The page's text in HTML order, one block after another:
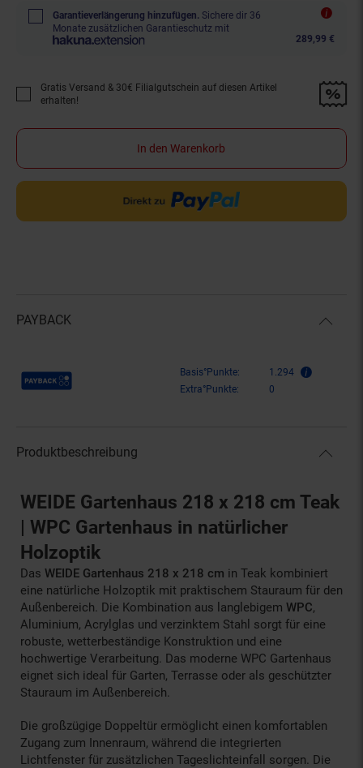
Garantieverlängerung hinzufügen. Sichere dir 36
Monate zusätzlichen Garantieschutz mit
289,99 €
Promotion "Gratis Versand &amp; 30€ Filialgutschein auf diesen Artikel
Gratis Versand & 30€ Filialgutschein auf diesen Artikel
erhalten!
In den Warenkorb
PAYBACK
Payback Punkte Basis°Punkte:
1.294
Extra°Punkte:
0
Produktbeschreibung
WEIDE Gartenhaus 218 x 218 cm Teak
| WPC Gartenhaus in natürlicher
Holzoptik
Das WEIDE Gartenhaus 218 x 218 cm in Teak kombiniert
eine natürliche Holzoptik mit praktischem Stauraum für den
Außenbereich. Die Kombination aus langlebigem WPC,
Aluminium, Acrylglas und verzinktem Stahl sorgt für eine
robuste, wetterbeständige Konstruktion und eine
hochwertige Verarbeitung. Das moderne WPC Gartenhaus
eignet sich ideal für Garten, Terrasse oder als geschützter
Stauraum im Außenbereich.
Die großzügige Doppeltür ermöglicht einen komfortablen
Zugang zum Innenraum, während die integrierten
Lichtfenster für zusätzlichen Tageslichteinfall sorgen. Die